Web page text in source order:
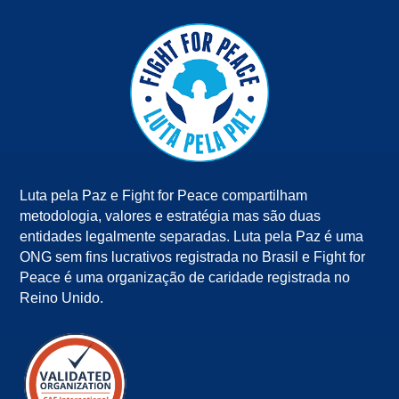
Luta pela Paz e Fight for Peace compartilham
metodologia, valores e estratégia mas são duas
entidades legalmente separadas. Luta pela Paz é uma
ONG sem fins lucrativos registrada no Brasil e Fight for
Peace é uma organização de caridade registrada no
Reino Unido.